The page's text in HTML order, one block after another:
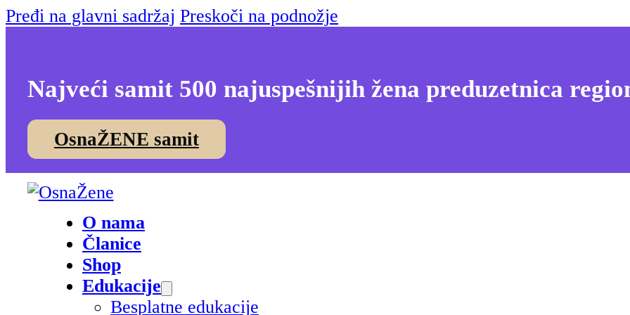
Pređi na glavni sadržaj Preskoči na podnožje
Najveći samit 500 najuspešnijih žena preduzetnica
OsnaŽENE samit
O nama
Članice
Shop
Edukacije
Besplatne edukacije